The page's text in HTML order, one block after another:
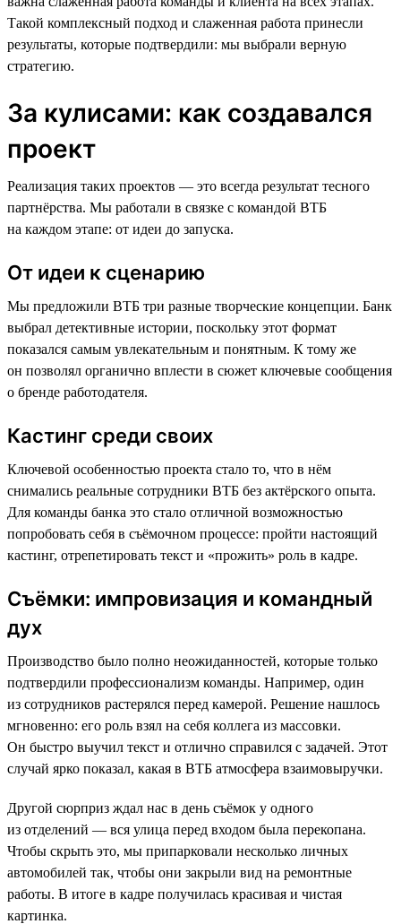
Такой комплексный подход и слаженная работа принесли
результаты, которые подтвердили: мы выбрали верную
стратегию.
За кулисами: как создавался
проект
Реализация таких проектов — это всегда результат тесного
партнёрства. Мы работали в связке с командой ВТБ
на каждом этапе: от идеи до запуска.
От идеи к сценарию
Мы предложили ВТБ три разные творческие концепции. Банк
выбрал детективные истории, поскольку этот формат
показался самым увлекательным и понятным. К тому же
он позволял органично вплести в сюжет ключевые сообщения
о бренде работодателя.
Кастинг среди своих
Ключевой особенностью проекта стало то, что в нём
снимались реальные сотрудники ВТБ без актёрского опыта.
Для команды банка это стало отличной возможностью
попробовать себя в съёмочном процессе: пройти настоящий
кастинг, отрепетировать текст и «прожить» роль в кадре.
Съёмки: импровизация и командный
дух
Производство было полно неожиданностей, которые только
подтвердили профессионализм команды. Например, один
из сотрудников растерялся перед камерой. Решение нашлось
мгновенно: его роль взял на себя коллега из массовки.
Он быстро выучил текст и отлично справился с задачей. Этот
случай ярко показал, какая в ВТБ атмосфера взаимовыручки.
Другой сюрприз ждал нас в день съёмок у одного
из отделений — вся улица перед входом была перекопана.
Чтобы скрыть это, мы припарковали несколько личных
автомобилей так, чтобы они закрыли вид на ремонтные
работы. В итоге в кадре получилась красивая и чистая
картинка.